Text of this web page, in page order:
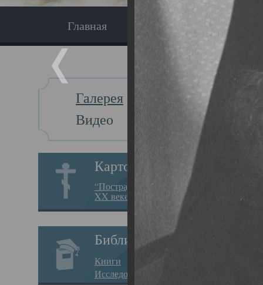
Главная Экскурсия
Галерея
Видео
Картотека
“Пострадавшие за веру в
XX веке на Севере”
Библиотека
Книги
Исследования
Главная